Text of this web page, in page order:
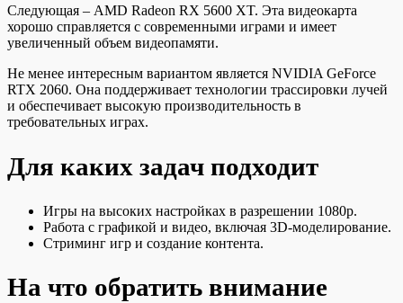
Следующая – AMD Radeon RX 5600 XT. Эта видеокарта
хорошо справляется с современными играми и имеет
увеличенный объем видеопамяти.
Не менее интересным вариантом является NVIDIA GeForce
RTX 2060. Она поддерживает технологии трассировки лучей
и обеспечивает высокую производительность в
требовательных играх.
Для каких задач подходит
Игры на высоких настройках в разрешении 1080p.
Работа с графикой и видео, включая 3D-моделирование.
Стриминг игр и создание контента.
На что обратить внимание